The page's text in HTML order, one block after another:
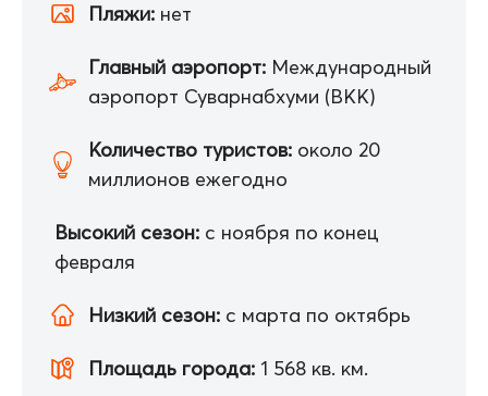
Пляжи: нет
Главный аэропорт: Международный
аэропорт Суварнабхуми (BKK)
Количество туристов: около 20
миллионов ежегодно
Высокий сезон: с ноября по конец
февраля
Низкий сезон: с марта по октябрь
Площадь города: 1 568 кв. км.